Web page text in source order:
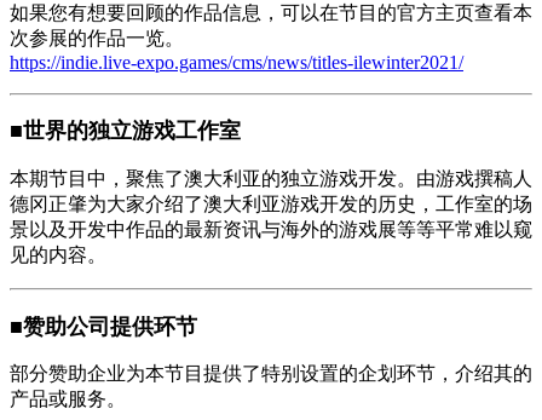
如果您有想要回顾的作品信息，可以在节目的官方主页查看本
次参展的作品一览。
https://indie.live-expo.games/cms/news/titles-ilewinter2021/
■世界的独立游戏工作室
本期节目中，聚焦了澳大利亚的独立游戏开发。由游戏撰稿人
德冈正肇为大家介绍了澳大利亚游戏开发的历史，工作室的场
景以及开发中作品的最新资讯与海外的游戏展等等平常难以窥
见的内容。
■赞助公司提供环节
部分赞助企业为本节目提供了特别设置的企划环节，介绍其的
产品或服务。